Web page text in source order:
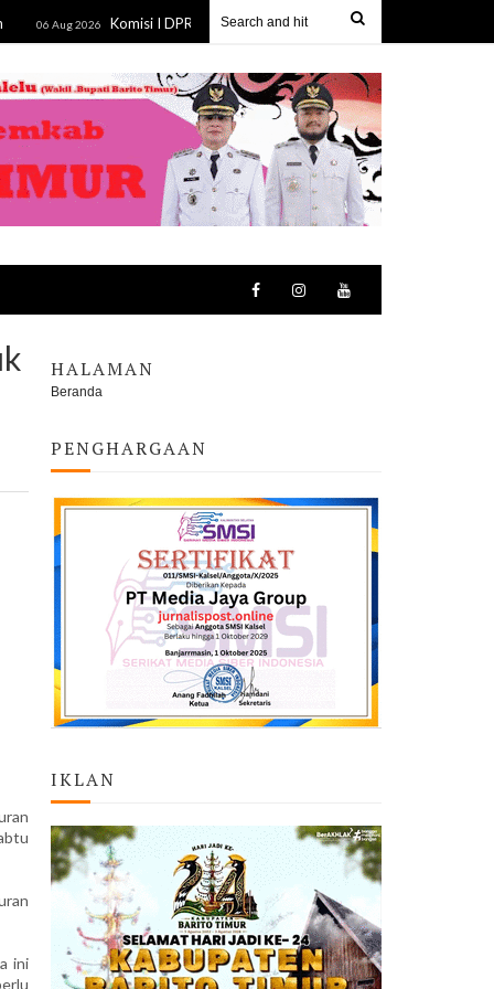
2026 Komisi I DPRD Kalsel Kawal Renovasi Asrama Mahasiswa
ini
HALAMAN
Beranda
PENGHARGAAN
IKLAN